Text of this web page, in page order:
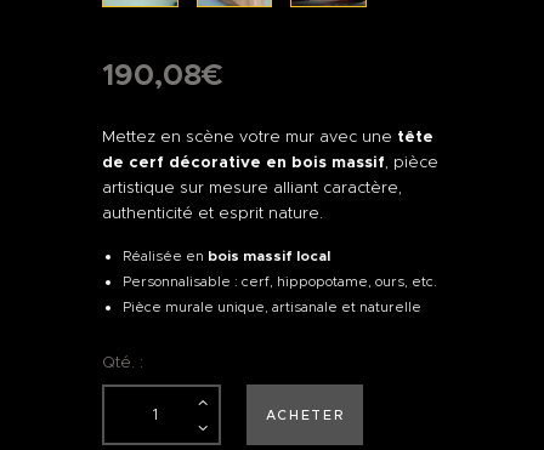
190,08€
Mettez en scène votre mur avec une tête
de cerf décorative en bois massif, pièce
artistique sur mesure alliant caractère,
authenticité et esprit nature.
Réalisée en bois massif local
Personnalisable : cerf, hippopotame, ours, etc.
Pièce murale unique, artisanale et naturelle
Qté. :
ACHETER